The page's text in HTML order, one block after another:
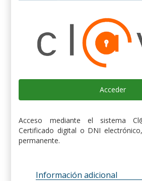
Acceder
Acceso mediante el sistema
Certificado digital o DNI
permanente.
Información adicional